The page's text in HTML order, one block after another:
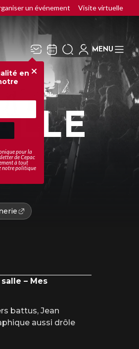
un événement Visite virtuelle
Fermer
en
pour la
deCepac
à tout
notrepolitique
MENU
– Mes
battus, Jean
aussi drôle